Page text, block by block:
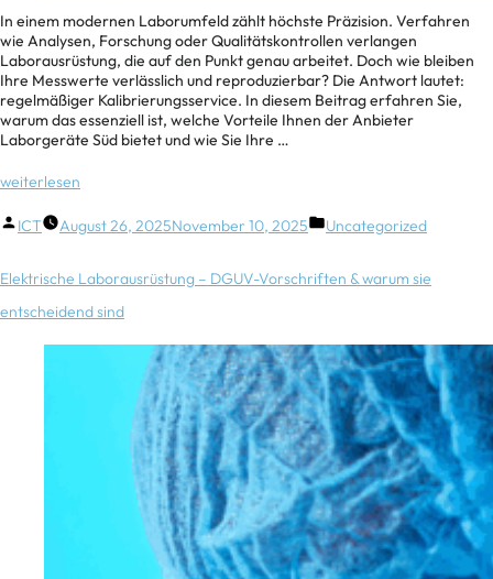
In einem modernen Laborumfeld zählt höchste Präzision. Verfahren
wie Analysen, Forschung oder Qualitätskontrollen verlangen
Laborausrüstung, die auf den Punkt genau arbeitet. Doch wie bleiben
Ihre Messwerte verlässlich und reproduzierbar? Die Antwort lautet:
regelmäßiger Kalibrierungsservice. In diesem Beitrag erfahren Sie,
warum das essenziell ist, welche Vorteile Ihnen der Anbieter
Laborgeräte Süd bietet und wie Sie Ihre …
weiterlesen
ICT August 26, 2025November 10, 2025 Uncategorized
Elektrische Laborausrüstung – DGUV-Vorschriften & warum sie
entscheidend sind